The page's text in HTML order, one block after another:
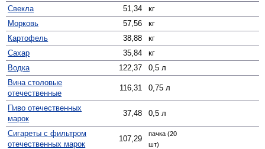
Свекла
51,34
кг
Морковь
57,56
кг
Картофель
38,88
кг
Сахар
35,84
кг
Водка
122,37
0,5 л
Вина столовые
отечественные
116,31 0,75 л
Пиво отечественных
марок
37,48 0,5 л
Сигареты с фильтром
отечественных марок
107,29
пачка (20
шт)